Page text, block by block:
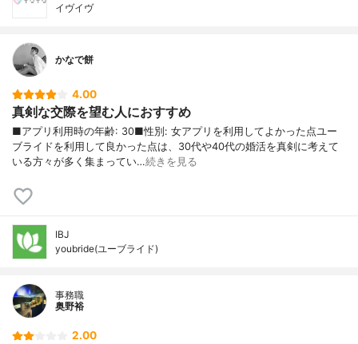
イヴイヴ
かなで餅
4.00
真剣な交際を望む人におすすめ
■アプリ利用時の年齢: 30■性別: 女アプリを利用してよかった点ユー
ブライドを利用して良かった点は、30代や40代の婚活を真剣に考えて
いる方々が多く集まってい…続きを見る
IBJ
youbride(ユーブライド)
事務職
奥野裕
2.00